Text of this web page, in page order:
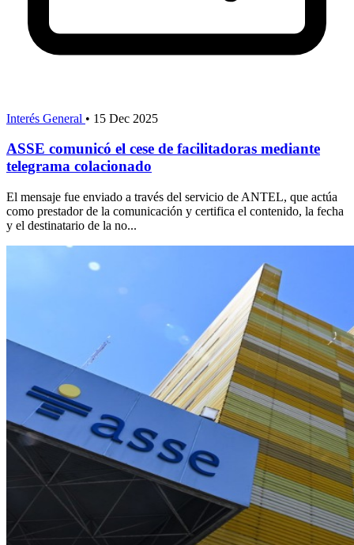
Interés General • 15 Dec 2025
ASSE comunicó el cese de facilitadoras mediante
telegrama colacionado
El mensaje fue enviado a través del servicio de ANTEL, que actúa
como prestador de la comunicación y certifica el contenido, la fecha
y el destinatario de la no...